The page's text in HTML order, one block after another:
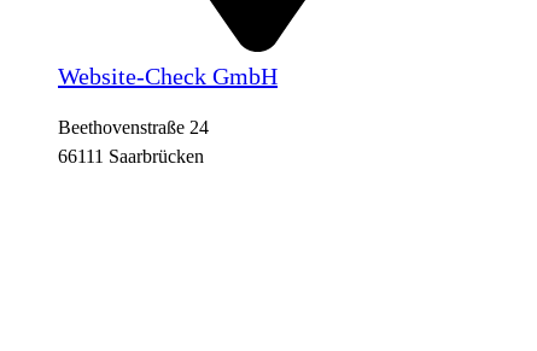
Website-Check GmbH
Beethovenstraße 24
66111 Saarbrücken